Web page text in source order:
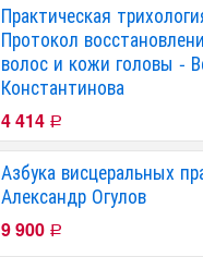
Практическая
Протокол
волос и кожи головы -
Константинова
4 414 Р
Азбука висцеральных
Александр Огулов
9 900 Р